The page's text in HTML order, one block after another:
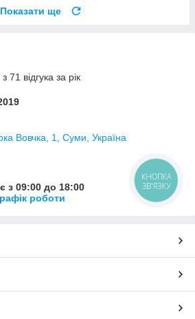
Показати ще
71 відгука за рік
Вовчка, 1, Суми, Україна
з 09:00 до 18:00
роботи
КНОПКА
ЗВ'ЯЗКУ